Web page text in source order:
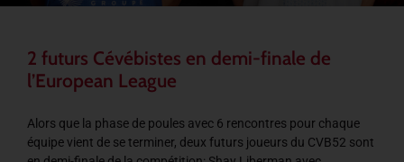
2 futurs Cévébistes en demi-finale de
l’European League
Alors que la phase de poules avec 6 rencontres pour chaque
équipe vient de se terminer, deux futurs joueurs du CVB52 sont